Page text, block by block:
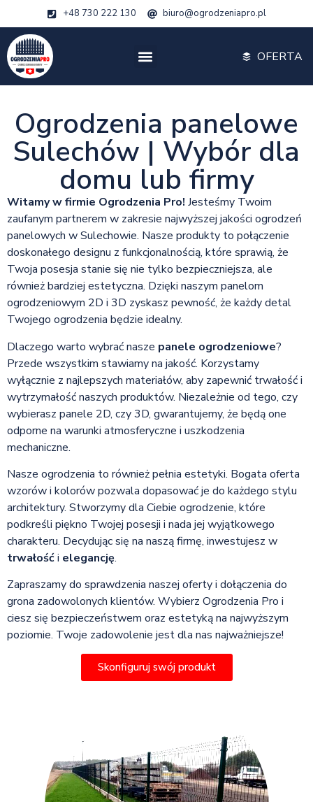
+48 730 222 130 biuro@ogrodzeniapro.pl
OFERTA
Ogrodzenia panelowe
Sulechów | Wybór dla
domu lub firmy
Witamy w firmie Ogrodzenia Pro! Jesteśmy Twoim
zaufanym partnerem w zakresie najwyższej jakości ogrodzeń
panelowych w Sulechowie. Nasze produkty to połączenie
doskonałego designu z funkcjonalnością, które sprawią, że
Twoja posesja stanie się nie tylko bezpieczniejsza, ale
również bardziej estetyczna. Dzięki naszym panelom
ogrodzeniowym 2D i 3D zyskasz pewność, że każdy detal
Twojego ogrodzenia będzie idealny.
Dlaczego warto wybrać nasze panele ogrodzeniowe?
Przede wszystkim stawiamy na jakość. Korzystamy
wyłącznie z najlepszych materiałów, aby zapewnić trwałość i
wytrzymałość naszych produktów. Niezależnie od tego, czy
wybierasz panele 2D, czy 3D, gwarantujemy, że będą one
odporne na warunki atmosferyczne i uszkodzenia
mechaniczne.
Nasze ogrodzenia to również pełnia estetyki. Bogata oferta
wzorów i kolorów pozwala dopasować je do każdego stylu
architektury. Stworzymy dla Ciebie ogrodzenie, które
podkreśli piękno Twojej posesji i nada jej wyjątkowego
charakteru. Decydując się na naszą firmę, inwestujesz w
trwałośći elegancję.
Zapraszamy do sprawdzenia naszej oferty i dołączenia do
grona zadowolonych klientów. Wybierz Ogrodzenia Pro i
ciesz się bezpieczeństwem oraz estetyką na najwyższym
poziomie. Twoje zadowolenie jest dla nas najważniejsze!
Skonfiguruj swój produkt